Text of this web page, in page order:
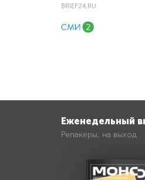
BRIEF24.RU
Еженедельный
Репакеры, на выход